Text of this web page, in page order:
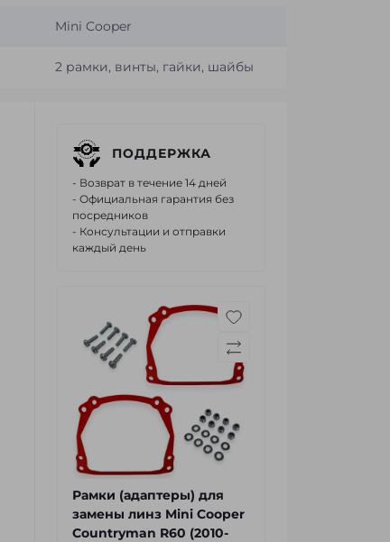
Mini Cooper
2 рамки, винты, гайки, шайбы
ПОДДЕРЖКА
- Возврат в течение 14 дней
- Официальная гарантия без
посредников
- Консультации и отправки
каждый день
Рамки (адаптеры) для
замены линз Mini Cooper
Countryman R60 (2010-